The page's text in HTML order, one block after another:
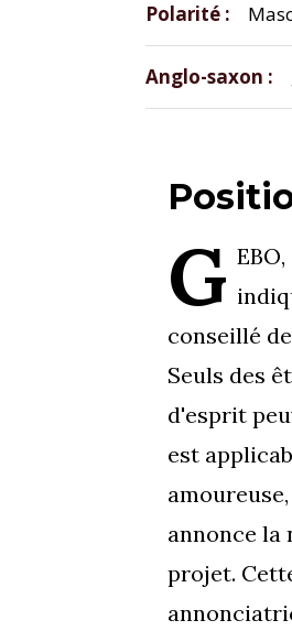
Polarité
Anglo-saxon
G
conseillé
Seuls des
d'esprit
est
annonce la
projet.